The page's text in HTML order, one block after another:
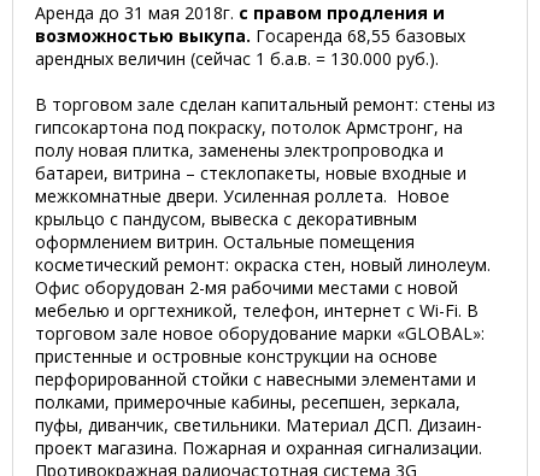
Аренда до 31 мая 2018г. с правом продления и
возможностью выкупа. Госаренда 68,55 базовых
арендных величин (сейчас 1 б.а.в. = 130.000 руб.).
В торговом зале сделан капитальный ремонт: стены из
гипсокартона под покраску, потолок Армстронг, на
полу новая плитка, заменены электропроводка и
батареи, витрина – стеклопакеты, новые входные и
межкомнатные двери. Усиленная роллета. Новое
крыльцо с пандусом, вывеска с декоративным
оформлением витрин. Остальные помещения
косметический ремонт: окраска стен, новый линолеум.
Офис оборудован 2-мя рабочими местами с новой
мебелью и оргтехникой, телефон, интернет с Wi-Fi. В
торговом зале новое оборудование марки «GLOBAL»:
пристенные и островные конструкции на основе
перфорированной стойки с навесными элементами и
полками, примерочные кабины, ресепшен, зеркала,
пуфы, диванчик, светильники. Материал ДСП. Дизаин-
проект магазина. Пожарная и охранная сигнализации.
Противокражная радиочастотная система 3G